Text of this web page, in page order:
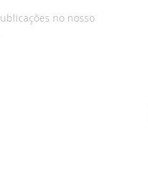
no nosso